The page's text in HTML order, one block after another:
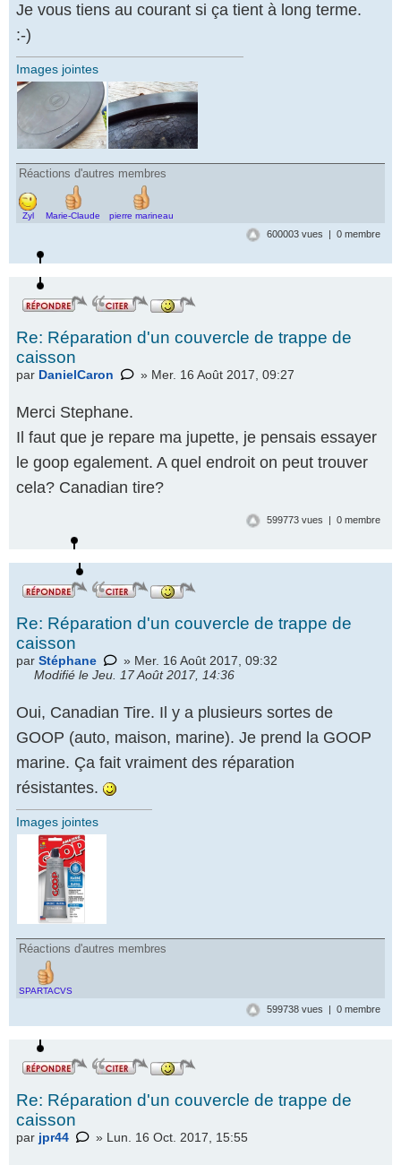
Je vous tiens au courant si ça tient à long terme.
:-)
Images jointes
Réactions d'autres membres
Zyl Marie-Claude pierre marineau
600003 vues | 0 membre
Re: Réparation d'un couvercle de trappe de
caisson
par DanielCaron » Mer. 16 Août 2017, 09:27
Merci Stephane.
Il faut que je repare ma jupette, je pensais essayer
le goop egalement. A quel endroit on peut trouver
cela? Canadian tire?
599773 vues | 0 membre
Re: Réparation d'un couvercle de trappe de
caisson
par Stéphane
» Mer. 16 Août 2017, 09:32
Modifié le Jeu. 17 Août 2017, 14:36
Oui, Canadian Tire. Il y a plusieurs sortes de
GOOP (auto, maison, marine). Je prend la GOOP
marine. Ça fait vraiment des réparation
résistantes.
Images jointes
Réactions d'autres membres
SPARTACVS
599738 vues | 0 membre
Re: Réparation d'un couvercle de trappe de
caisson
par jpr44 » Lun. 16 Oct. 2017, 15:55